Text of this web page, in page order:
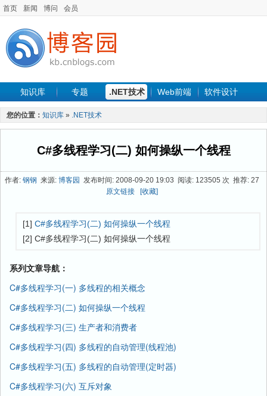
首页 新闻 博问 会员
知识库 专题 .NET技术 Web前端 软件设计
手机开发 软件工程
最新文章
您的位置： 知识库 » .NET技术
C#多线程学习(二) 如何操纵一个线程
作者: 钢钢 来源: 博客园 发布时间: 2008-09-20 19:03 阅读: 123505 次 推荐: 27
原文链接
[收藏]
[1] C#多线程学习(二) 如何操纵一个线程
[2] C#多线程学习(二) 如何操纵一个线程
系列文章导航：
C#多线程学习(一) 多线程的相关概念
C#多线程学习(二) 如何操纵一个线程
C#多线程学习(三) 生产者和消费者
C#多线程学习(四) 多线程的自动管理(线程池)
C#多线程学习(五) 多线程的自动管理(定时器)
C#多线程学习(六) 互斥对象